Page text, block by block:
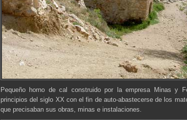
Pequeño horno de cal construido por la empresa Minas y
principios del siglo XX con el fin de auto-abastecerse de los
que precisaban sus obras, minas e instalaciones.